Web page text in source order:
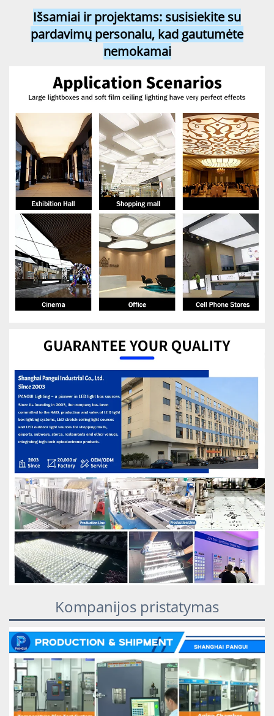
Išsamiai ir projektams: susisiekite su
pardavimų personalu, kad gautumėte
nemokamai
Kompanijos pristatymas